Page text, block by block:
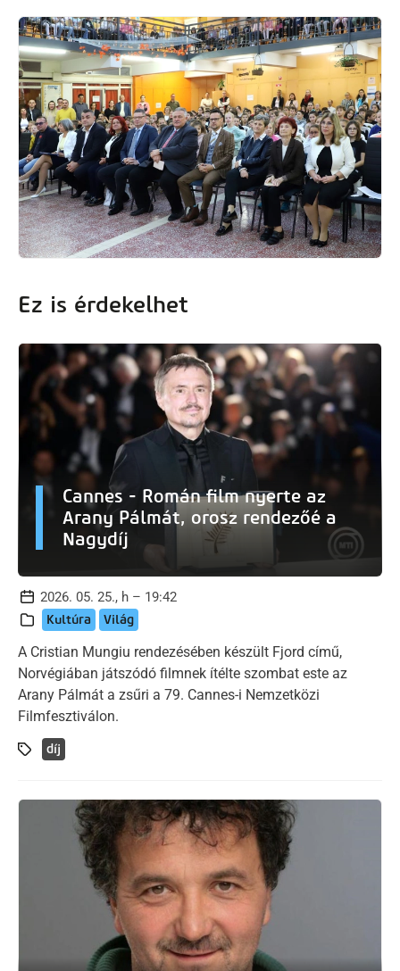
Kép
Ez is érdekelhet
Cannes - Román film nyerte az
Arany Pálmát, orosz rendezőé a
Nagydíj
2026. 05. 25., h – 19:42
Kultúra Világ
A Cristian Mungiu rendezésében készült Fjord című,
Norvégiában játszódó filmnek ítélte szombat este az
Arany Pálmát a zsűri a 79. Cannes-i Nemzetközi
Filmfesztiválon.
díj